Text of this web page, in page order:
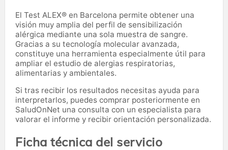
El Test ALEX® en Barcelona permite obtener una
visión muy amplia del perfil de sensibilización
alérgica mediante una sola muestra de sangre.
Gracias a su tecnología molecular avanzada,
constituye una herramienta especialmente útil para
ampliar el estudio de alergias respiratorias,
alimentarias y ambientales.
Si tras recibir los resultados necesitas ayuda para
interpretarlos, puedes comprar posteriormente en
SaludOnNet una consulta con un especialista para
valorar el informe y recibir orientación personalizada.
Ficha técnica del servicio